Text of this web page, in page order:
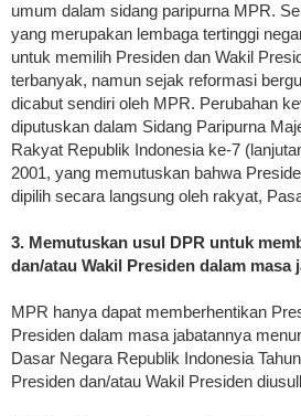
umum dalam sidang paripurna MPR.
yang merupakan lembaga tertinggi
untuk memilih Presiden dan Wakil
terbanyak, namun sejak reformasi
dicabut sendiri oleh MPR. Perubahan
diputuskan dalam Sidang Paripurna
Rakyat Republik Indonesia ke-7
2001, yang memutuskan bahwa
dipilih secara langsung oleh rakyat,
3. Memutuskan usul DPR untuk
dan/atau Wakil Presiden dalam masa
MPR hanya dapat memberhentikan
Presiden dalam masa jabatannya
Dasar Negara Republik Indonesia
Presiden dan/atau Wakil Presiden